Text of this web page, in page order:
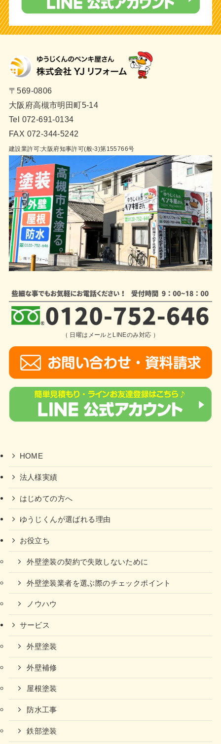
〒569-0806
大阪府高槻市明田町5-14
Tel 072-691-0134
FAX 072-344-5242
建設業許可:大阪府知事許可(般-3)第155766号
（ 日曜はメールとLINEのみ対応 ）
HOME
法人様実績
はじめての方へ
ゆうじくんが選ばれる理由
お役立ち
外壁塗装の契約で失敗しないために
外壁塗装業者を選ぶ際のチェックポイント
ノウハウ
サービス
外壁塗装
外壁補修
屋根塗装
防水工事
鉄部塗装